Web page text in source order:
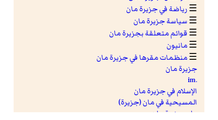
☰ رياضة في جزيرة مان
☰ سياسة جزيرة مان
☰ قوائم متعلقة بجزيرة مان
☰مانيون
☰منظمات مقرها في جزيرة مان
جزيرة مان
.im
الإسلام في جزيرة مان
المسيحية في مان (جزيرة)
علم جزيرة مان